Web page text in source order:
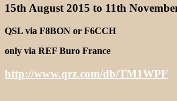
15th August 2015 to 11th
QSL via F8BON or F6CCH
only via REF Buro France
http://www.qrz.com/db/TM1WPF